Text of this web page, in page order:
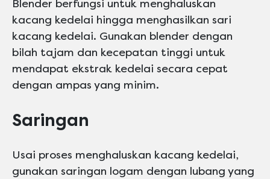
Blender berfungsi untuk menghaluskan
kacang kedelai hingga menghasilkan sari
kacang kedelai. Gunakan blender dengan
bilah tajam dan kecepatan tinggi untuk
mendapat ekstrak kedelai secara cepat
dengan ampas yang minim.
Saringan
Usai proses menghaluskan kacang kedelai,
gunakan saringan logam dengan lubang yang